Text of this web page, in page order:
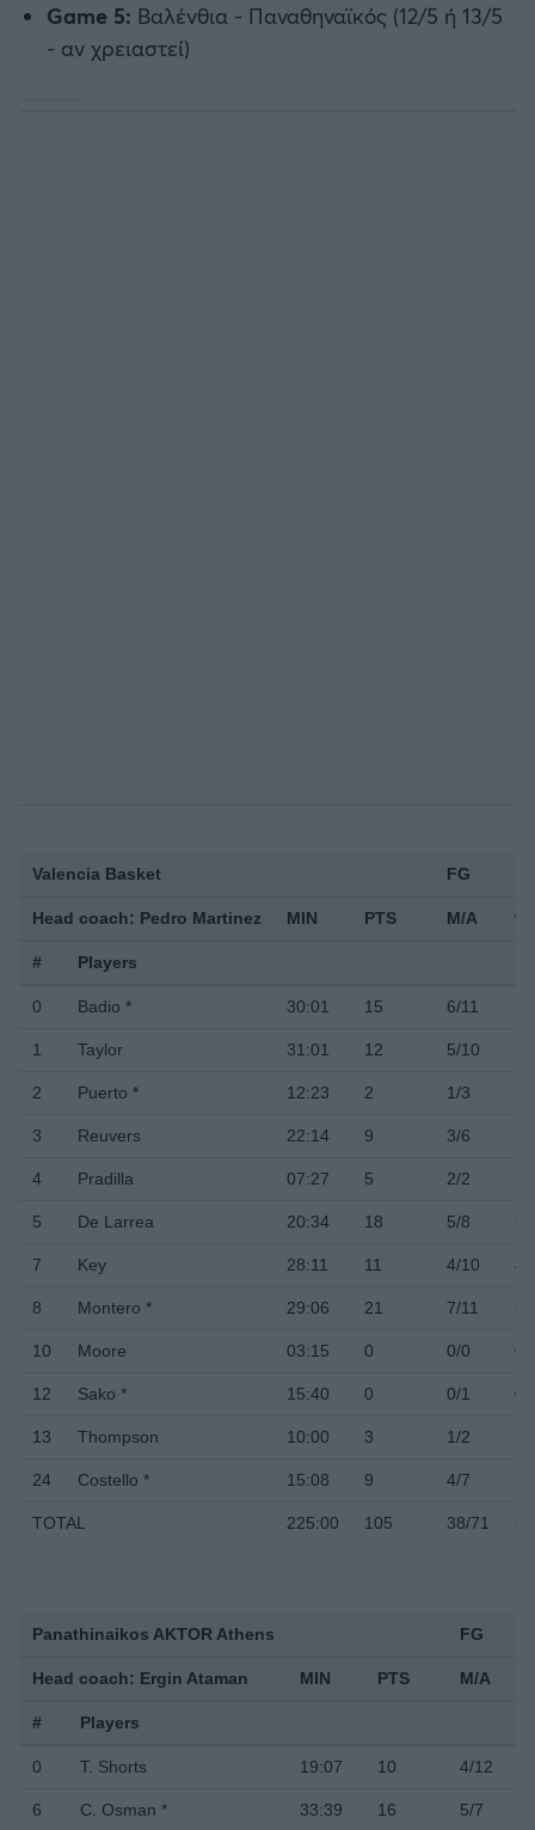
Game 5: Βαλένθια - Παναθηναϊκός (12/5 ή 13/5
- αν χρειαστεί)
Valencia Basket FG
Head coach: Pedro Martinez MIN PTS M/A %
# Players
0 Badio * 30:01 15 6/11
1 Taylor 31:01 12 5/10
2 Puerto * 12:23 2 1/3
3 Reuvers 22:14 9 3/6
4 Pradilla 07:27 5 2/2
5 De Larrea 20:34 18 5/8
7 Key 28:11 11 4/10
8 Montero * 29:06 21 7/11
10 Moore 03:15 0 0/0
12 Sako * 15:40 0 0/1
13 Thompson 10:00 3 1/2
24 Costello * 15:08 9 4/7
TOTAL 225:00 105 38/71
Panathinaikos AKTOR Athens FG
Head coach: Ergin Ataman MIN PTS M/A
# Players
0 T. Shorts 19:07 10 4/12
6 C. Osman * 33:39 16 5/7